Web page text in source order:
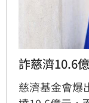
詐慈濟10.6
慈濟基金會爆